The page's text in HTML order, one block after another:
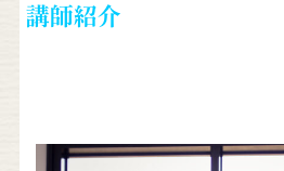
講師紹介